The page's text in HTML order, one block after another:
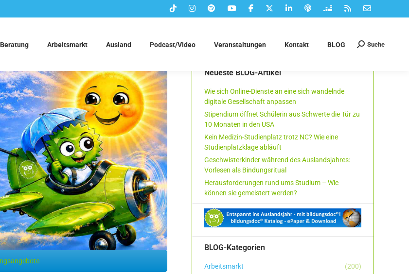
Beratung Arbeitsmarkt Ausland Podcast/Video Veranstaltungen Kontakt BLOG Suchen:
Suche
Neueste BLOG-Artikel
Wie sich Online-Dienste an eine sich wandelnde
digitale Gesellschaft anpassen
Stipendium öffnet Schülerin aus Schwerte die Tür zu
10 Monaten in den USA
Kein Medizin-Studienplatz trotz NC? Wie eine
Studienplatzklage abläuft
Geschwisterkinder während des Auslandsjahres:
Vorlesen als Bindungsritual
Herausforderungen rund ums Studium – Wie
können sie gemeistert werden?
BLOG-Kategorien
Arbeitsmarkt
(200)